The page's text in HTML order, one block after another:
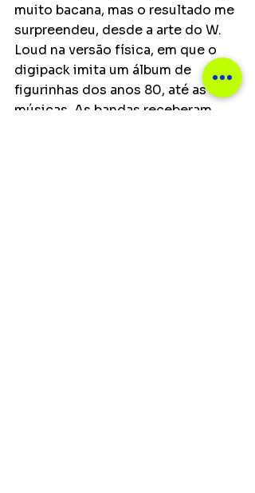
muito bacana, mas o resultado me
surpreendeu, desde a arte do W.
Loud na versão física, em que o
digipack imita um álbum de
figurinhas dos anos 80, até as
músicas. As bandas receberam